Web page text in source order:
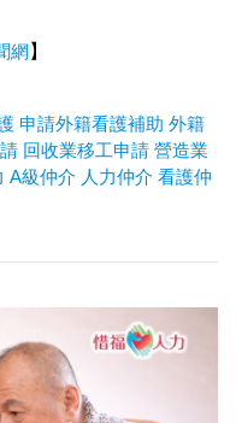
網 】
申請外籍看護補助 外籍
回收業移工申請 營造業
A級仲介 人力仲介 看護仲